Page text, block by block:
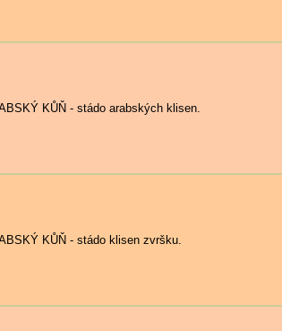
KŮŇ - stádo arabských klisen.
KŮŇ - stádo klisen zvršku.